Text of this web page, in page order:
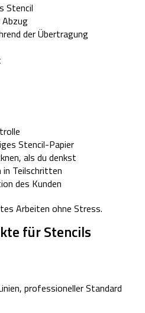
Stencil
der Übertragung
Stencil-Papier
als du denkst
Teilschritten
des Kunden
Arbeiten ohne Stress.
für Stencils
professioneller Standard